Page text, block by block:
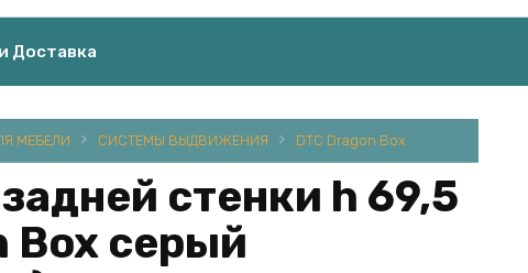
Доставка
МЕБЕЛИ СИСТЕМЫ ВЫДВИЖЕНИЯ DTC Dragon Box
стенки h 69,5
Box серый